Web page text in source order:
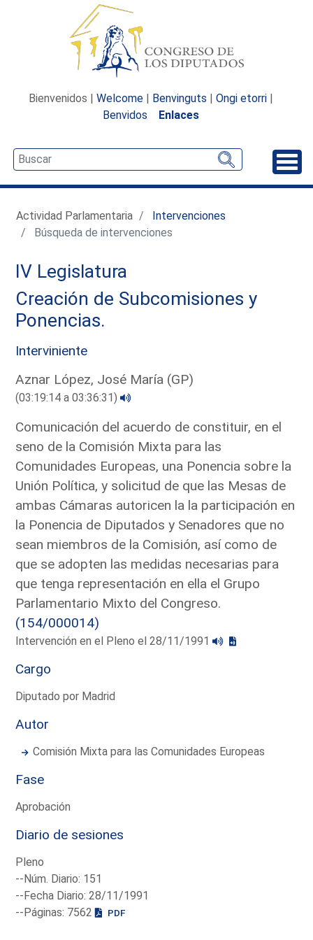
Bienvenidos | Welcome | Benvinguts | Ongi etorri |
Benvidos
Enlaces
Actividad Parlamentaria
Intervenciones
Búsqueda de intervenciones
IV Legislatura
Creación de Subcomisiones y
Ponencias.
Interviniente
Aznar López, José María (GP)
(03:19:14 a 03:36:31)
Comunicación del acuerdo de constituir, en el
seno de la Comisión Mixta para las
Comunidades Europeas, una Ponencia sobre la
Unión Política, y solicitud de que las Mesas de
ambas Cámaras autoricen la la participación en
la Ponencia de Diputados y Senadores que no
sean miembros de la Comisión, así como de
que se adopten las medidas necesarias para
que tenga representación en ella el Grupo
Parlamentario Mixto del Congreso.
(154/000014)
Intervención en el Pleno el 28/11/1991
Cargo
Diputado por Madrid
Autor
Comisión Mixta para las Comunidades Europeas
Fase
Aprobación
Diario de sesiones
Pleno
--Núm. Diario: 151
--Fecha Diario: 28/11/1991
--Páginas: 7562
PDF